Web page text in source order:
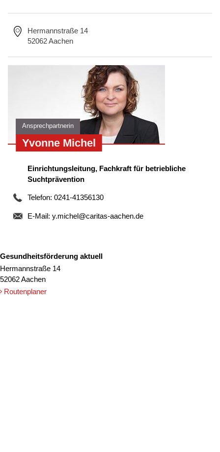
Hermannstraße 14
52062 Aachen
Ansprechpartnerin
Yvonne Michel
Einrichtungsleitung, Fachkraft für betriebliche
Suchtprävention
Telefon: 0241-41356130
E-Mail: y.michel@caritas-aachen.de
Gesundheitsförderung aktuell
Hermannstraße 14
52062 Aachen
Routenplaner